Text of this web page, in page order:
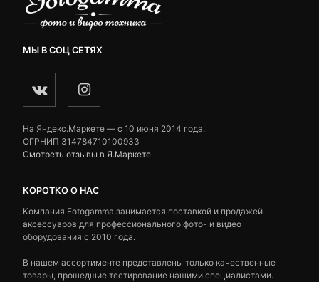
МЫ В СОЦ СЕТЯХ
На Яндекс.Маркете — c 10 июня 2014 года.
ОГРНИП 314784710100933
Смотреть отзывы в Я.Маркете
КОРОТКО О НАС
Компания Fotogamma занимается поставкой и продажей
аксессуаров для профессионального фото- и видео
оборудования с 2010 года.
В нашем ассортименте представлены только качественные
товары, прошедшие тестирование нашими специалистами.